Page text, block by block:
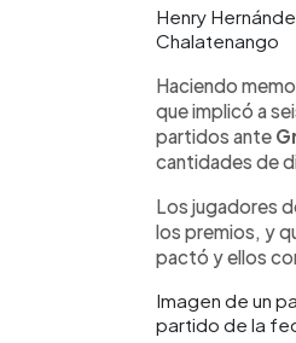
Henry
Chalatenango
Haciendo
que implicó a
partidos ante
cantidades de
Los jugadores
los premios, y
pactó y ellos
Imagen de un
partido de la